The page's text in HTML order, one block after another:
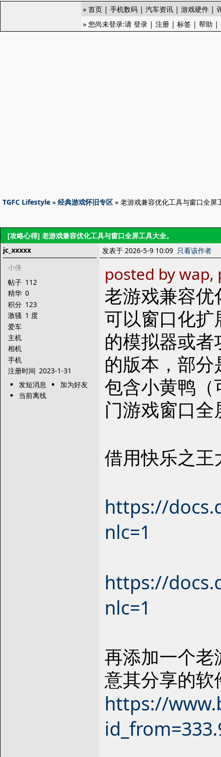
» 首页 | 手机数码 | 汽车资讯 | 游戏硬件 |
» 您尚未登录:请 登录 | 注册 | 标签 | 帮助 |
TGFC Lifestyle » 经典游戏怀旧专区 » 老游戏兼容优化工具与窗口全屏
[攻略心得] 老游戏兼容优化工具与窗口全屏工具大全。
jc_xxxxx
小侠
帖子 112
精华 0
积分 123
激骚 1 度
爱车
主机
相机
手机
注册时间 2023-1-31
发短消息
加为好友
当前离线
发表于 2026-5-9 10:09 只看该作者
posted by wap,
老游戏兼容
可以窗口化
的模拟器或
的版本，部
包含小黄鸭
门游戏窗口
借用快乐之王
https://
nlc=1
https://
nlc=1
再添加一个
意其分享的
https://